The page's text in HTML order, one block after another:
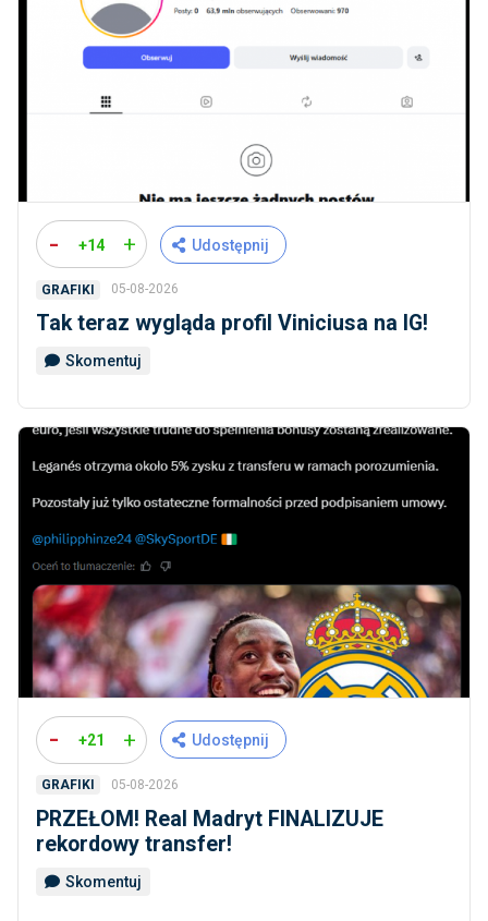
- +14 + Udostępnij
GRAFIKI 05-08-2026
Tak teraz wygląda profil Viniciusa na IG!
Skomentuj
- +21 + Udostępnij
GRAFIKI 05-08-2026
PRZEŁOM! Real Madryt FINALIZUJE
rekordowy transfer!
Skomentuj